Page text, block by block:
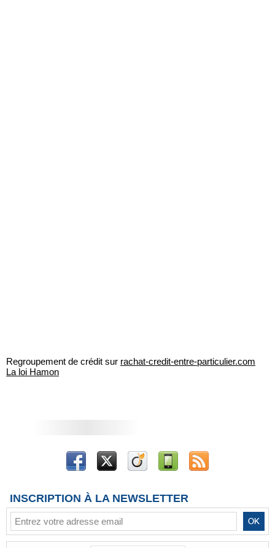
Regroupement de crédit sur rachat-credit-entre-particulier.com
La loi Hamon
INSCRIPTION À LA NEWSLETTER